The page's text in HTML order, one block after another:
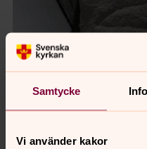
Samtycke
Vi använder kakor